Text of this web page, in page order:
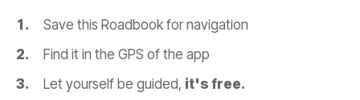
Save this Roadbook for navigation
Find it in the GPS of the app
Let yourself be guided, it's free.